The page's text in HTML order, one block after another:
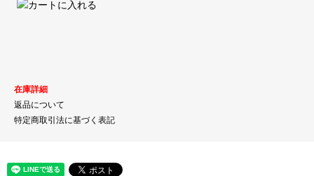
在庫詳細
返品について
特定商取引法に基づく表記